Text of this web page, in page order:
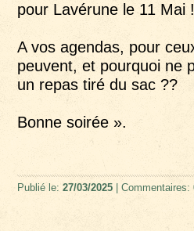
pour Lavérune le 11 Mai
A vos agendas, pour
peuvent, et pourquoi ne
un repas tiré du sac ??
Bonne soirée ».
Publié le:27/03/2025 | Commentaires: